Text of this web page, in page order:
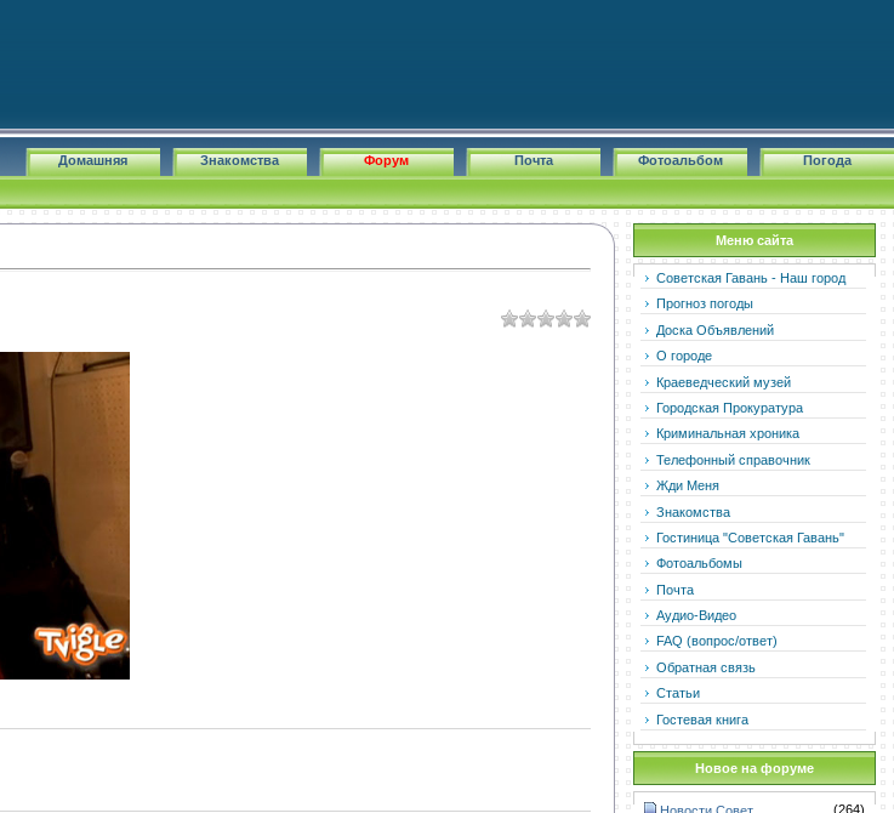
Погода
Фотоальбом
Почта
Форум
Знакомства
Домашняя
Меню сайта
Советская Гавань - Наш город
Прогноз погоды
Доска Объявлений
О городе
Краеведческий музей
Городская Прокуратура
Криминальная хроника
Телефонный справочник
Жди Меня
Знакомства
Гостиница "Советская Гавань"
Фотоальбомы
Почта
Аудио-Видео
FAQ (вопрос/ответ)
Обратная связь
Статьи
Гостевая книга
Новое на форуме
(264)